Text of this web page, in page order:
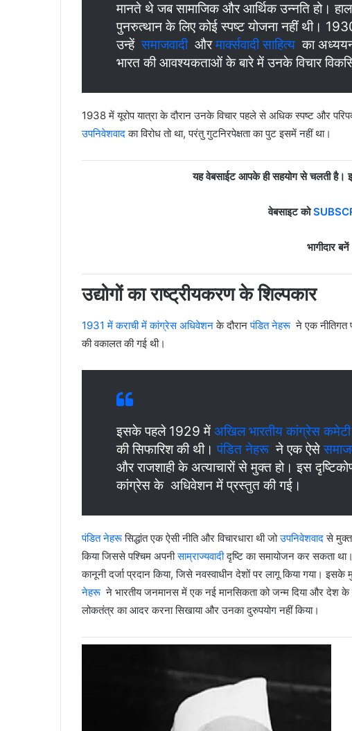
मानते थे जब सामाजिक और आर्थिक उन्नति हो।
पुनरुत्थान के लिए कोई स्पष्ट योजना नहीं थी।
उन्हेंसमाजवादीऔरमार्क्सवादी साहित्य का
भारत की आवश्यकताओं के बारे में उनके विचार
1938 में यूरोप यात्रा के दौरान उनके विचार पहले से अधिक स्पष्ट और
उपनिवेशवादका विरोध तो था, परंतु गुटनिरपेक्षता का पुट इसमें नहीं था।
यह वेबसाईट आपके ही सहयोग से चलती है।
वेबसाइट को
भागीदार
उद्योगों का राष्ट्रीयकरण केशिल्पकार
1931 में कराची में कांग्रेस अधिवेशनके दौरानपंडित नेहरू ने एक नीतिगत
की वकालत की गई थी।
इसके पहले 1929 में अखिल भारतीय कांग्रेस कमेटी
की सिफारिश की थी।पंडित नेहरू ने एक ऐसे
और राजशाही के अत्याचारों से मुक्त हो। इस
कांग्रेस के अधिवेशन में प्रस्तुत की गई।
पंडित नेहरूसिद्धांत एक ऐसी नीति और विचारधारा थी जोउपनिवेशवादसे मुक्त
किया जिससे पश्चिम अपनीसाम्राज्यवादीदृष्टि का समायोजन कर सकता
कानूनी दर्जा प्रदान किया, जिसे नवस्वाधीन देशों पर लागू किया गया।
नेहरू ने भारतीय जनमानस में एक नई मानसिकता को जन्म दिया और देश के
लोकतंत्र का आदर करना सिखाया और उनका दुरुपयोग नहीं किया।